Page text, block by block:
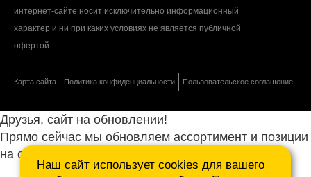
интернет-сайте носит исключительно информационный
характер и ни при каких условиях не является публичной
офертой.
Карта сайта Политика конфиденциальности Пользовательское соглашение
Наш сайт использует cookies для вашего
Друзья, сайт на обновлении!
Прямо сейчас мы обновляем ассортимент и позиции
на сайте.